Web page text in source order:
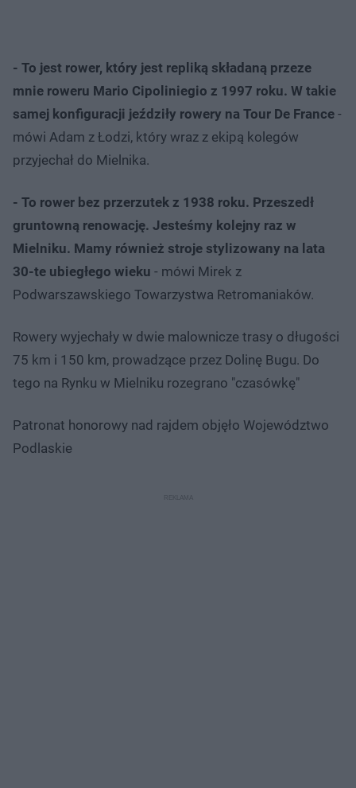
- To jest rower, który jest repliką składaną przeze
mnie roweru Mario Cipoliniegio z 1997 roku. W takie
samej konfiguracji jeździły rowery na Tour De France -
mówi Adam z Łodzi, który wraz z ekipą kolegów
przyjechał do Mielnika.
- To rower bez przerzutek z 1938 roku. Przeszedł
gruntowną renowację. Jesteśmy kolejny raz w
Mielniku. Mamy również stroje stylizowany na lata
30-te ubiegłego wieku - mówi Mirek z
Podwarszawskiego Towarzystwa Retromaniaków.
Rowery wyjechały w dwie malownicze trasy o długości
75 km i 150 km, prowadzące przez Dolinę Bugu. Do
tego na Rynku w Mielniku rozegrano "czasówkę"
Patronat honorowy nad rajdem objęło Województwo
Podlaskie